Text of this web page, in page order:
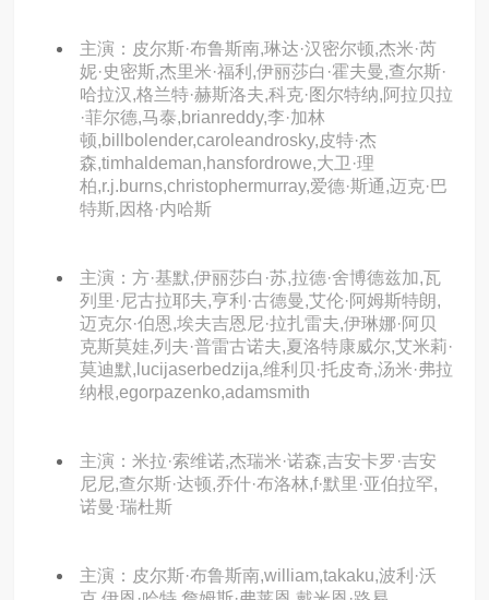
主演：皮尔斯·布鲁斯南,琳达·汉密尔顿,杰米·芮
妮·史密斯,杰里米·福利,伊丽莎白·霍夫曼,查尔斯·
哈拉汉,格兰特·赫斯洛夫,科克·图尔特纳,阿拉贝拉
·菲尔德,马泰,brianreddy,李·加林
顿,billbolender,caroleandrosky,皮特·杰
森,timhaldeman,hansfordrowe,大卫·理
柏,r.j.burns,christophermurray,爱德·斯通,迈克·巴
特斯,因格·内哈斯
主演：方·基默,伊丽莎白·苏,拉德·舍博德兹加,瓦
列里·尼古拉耶夫,亨利·古德曼,艾伦·阿姆斯特朗,
迈克尔·伯恩,埃夫吉恩尼·拉扎雷夫,伊琳娜·阿贝
克斯莫娃,列夫·普雷古诺夫,夏洛特康威尔,艾米莉·
莫迪默,lucijaserbedzija,维利贝·托皮奇,汤米·弗拉
纳根,egorpazenko,adamsmith
主演：米拉·索维诺,杰瑞米·诺森,吉安卡罗·吉安
尼尼,查尔斯·达顿,乔什·布洛林,f·默里·亚伯拉罕,
诺曼·瑞杜斯
主演：皮尔斯·布鲁斯南,william,takaku,波利·沃